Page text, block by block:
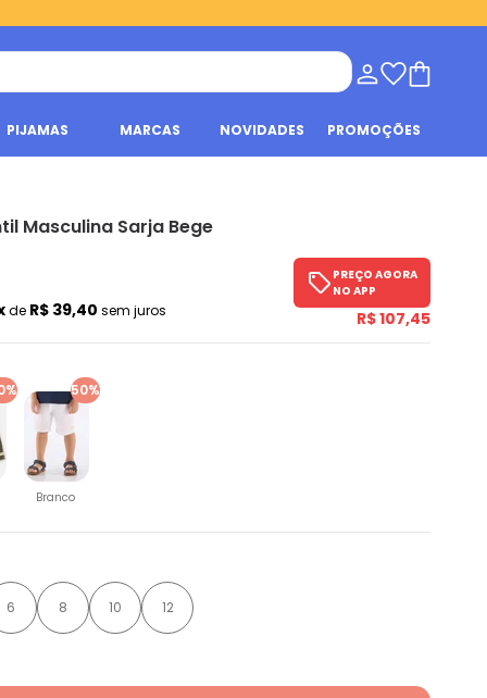
PIJAMAS MARCAS NOVIDADES PROMOÇÕES
Masculina Sarja Bege
de R$ 39,40 sem juros
PREÇO AGORA
NO APP
R$ 107,45
50%
Branco
6 8 10 12